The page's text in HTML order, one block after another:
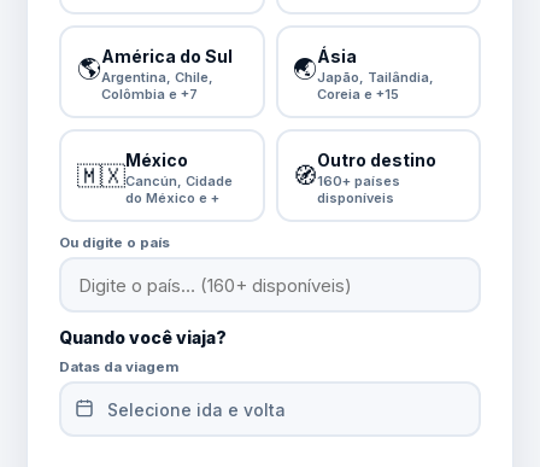
🌎América do Sul
Argentina, Chile,
Colômbia e +7
🌏Ásia
Japão, Tailândia,
Coreia e +15
🇲🇽
México
Cancún, Cidade
do México e +
🧭
Outro destino
160+ países
disponíveis
Ou digite o país
Quando você viaja?
Datas da viagem
Selecione ida e volta